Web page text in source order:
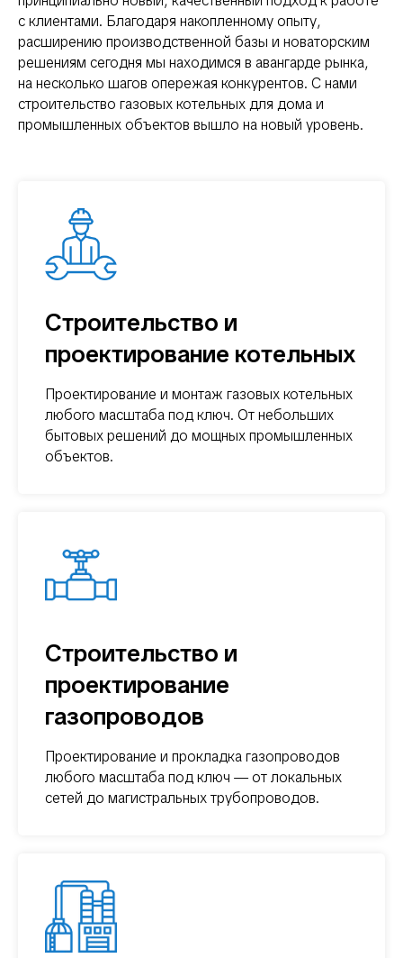
с клиентами. Благодаря накопленному опыту,
расширению производственной базы и новаторским
решениям сегодня мы находимся в авангарде рынка,
на несколько шагов опережая конкурентов. С нами
строительство газовых котельных для дома и
промышленных объектов вышло на новый уровень.
Строительство и
проектирование котельных
Проектирование и монтаж газовых котельных
любого масштаба под ключ. От небольших
бытовых решений до мощных промышленных
объектов.
Строительство и
проектирование
газопроводов
Проектирование и прокладка газопроводов
любого масштаба под ключ — от локальных
сетей до магистральных трубопроводов.